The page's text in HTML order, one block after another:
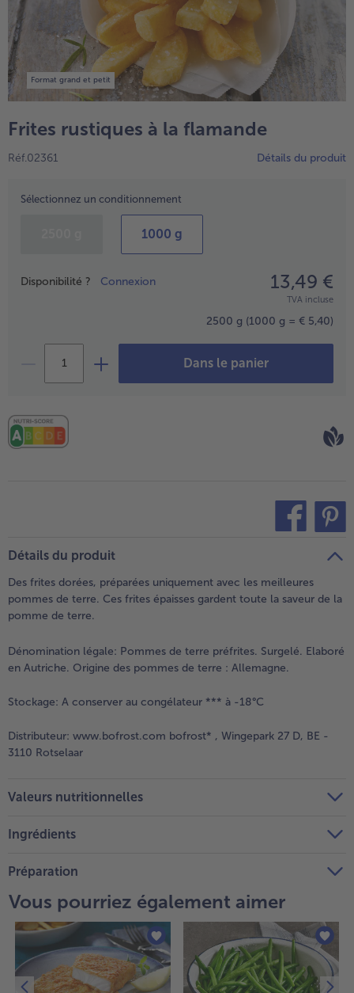
- € 5 à l’achat de 7 plats au choix
Format grand et petit
Frites rustiques à la flamande
Réf.02361 Détails du produit
Sélectionnez un conditionnement
1000 g
Prix
Disponibilité ? Connexion 13,49 €
TVA incluse
2500 g (1000 g = € 5,40)
Dans le panier
Détails du produit
Des frites dorées, préparées uniquement avec les meilleures
pommes de terre. Ces frites épaisses gardent toute la saveur de la
pomme de terre.
Dénomination légale: Pommes de terre préfrites. Surgelé. Elaboré
en Autriche. Origine des pommes de terre : Allemagne.
Stockage: A conserver au congélateur *** à -18°C
Distributeur: www.bofrost.com bofrost* , Wingepark 27 D, BE -
3110 Rotselaar
Valeurs nutritionnelles
Ingrédients
Préparation
Vous pourriez également aimer